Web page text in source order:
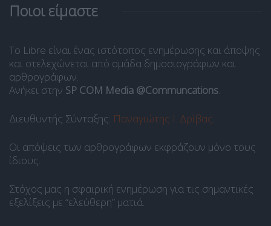
Ποιοι είμαστε
Το Libre είναι ένας ιστότοπος ενημέρωσης και άποψης
και στελεχώνεται από ομάδα δημοσιογράφων και
αρθρογράφων.
Ανήκει στην SP COM Media @Communcations.
Διευθυντής Σύνταξης: Παναγιώτης Ι. Δρίβας.
Οι απόψεις των αρθρογράφων εκφράζουν μόνο τους
ίδιους.
Στόχος μας η σφαιρική ενημέρωση για τις σημαντικές
εξελίξεις με “ελεύθερη” ματιά.